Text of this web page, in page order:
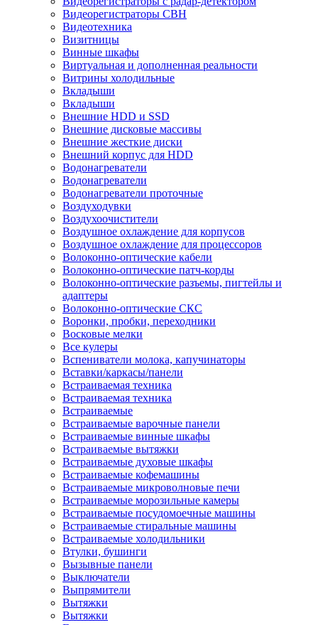
Видеорегистраторы СВН
Видеотехника
Визитницы
Винные шкафы
Виртуальная и дополненная реальности
Витрины холодильные
Вкладыши
Вкладыши
Внешние HDD и SSD
Внешние дисковые массивы
Внешние жесткие диски
Внешний корпус для HDD
Водонагреватели
Водонагреватели
Водонагреватели проточные
Воздуходувки
Воздухоочистители
Воздушное охлаждение для корпусов
Воздушное охлаждение для процессоров
Волоконно-оптические кабели
Волоконно-оптические патч-корды
Волоконно-оптические разъемы, пигтейлы и
адаптеры
Волоконно-оптические СКС
Воронки, пробки, переходники
Восковые мелки
Все кулеры
Вспениватели молока, капучинаторы
Вставки/каркасы/панели
Встраиваемая техника
Встраиваемая техника
Встраиваемые
Встраиваемые варочные панели
Встраиваемые винные шкафы
Встраиваемые вытяжки
Встраиваемые духовые шкафы
Встраиваемые кофемашины
Встраиваемые микроволновые печи
Встраиваемые морозильные камеры
Встраиваемые посудомоечные машины
Встраиваемые стиральные машины
Встраиваемые холодильники
Втулки, бушинги
Вызывные панели
Выключатели
Выпрямители
Вытяжки
Вытяжки